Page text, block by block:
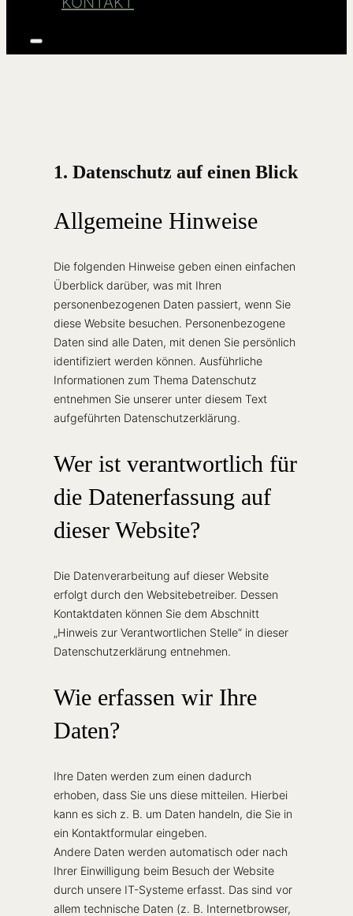
Seitenleiste
1. Datenschutz auf einen Blick
Allgemeine Hinweise
Die folgenden Hinweise geben einen einfachen
Überblick darüber, was mit Ihren
personenbezogenen Daten passiert, wenn Sie
diese Website besuchen. Personenbezogene
Daten sind alle Daten, mit denen Sie persönlich
identifiziert werden können. Ausführliche
Informationen zum Thema Datenschutz
entnehmen Sie unserer unter diesem Text
aufgeführten Datenschutzerklärung.
Wer ist verantwortlich für
die Datenerfassung auf
dieser Website?
Die Datenverarbeitung auf dieser Website
erfolgt durch den Websitebetreiber. Dessen
Kontaktdaten können Sie dem Abschnitt
„Hinweis zur Verantwortlichen Stelle“ in dieser
Datenschutzerklärung entnehmen.
Wie erfassen wir Ihre
Daten?
Ihre Daten werden zum einen dadurch
erhoben, dass Sie uns diese mitteilen. Hierbei
kann es sich z. B. um Daten handeln, die Sie in
ein Kontaktformular eingeben.
Andere Daten werden automatisch oder nach
Ihrer Einwilligung beim Besuch der Website
durch unsere IT-Systeme erfasst. Das sind vor
allem technische Daten (z. B. Internetbrowser,